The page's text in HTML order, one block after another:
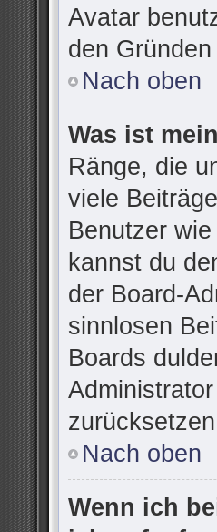
Avatar
den
Nach oben
Was ist
Ränge, die
viele
Benutzer
kannst du
der Board-
sinnlosen
Boards
Nach oben
Wenn ich